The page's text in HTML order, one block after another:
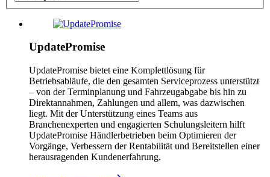
UpdatePromise
UpdatePromise bietet eine Komplettlösung für
Betriebsabläufe, die den gesamten Serviceprozess unterstützt
– von der Terminplanung und Fahrzeugabgabe bis hin zu
Direktannahmen, Zahlungen und allem, was dazwischen
liegt. Mit der Unterstützung eines Teams aus
Branchenexperten und engagierten Schulungsleitern hilft
UpdatePromise Händlerbetrieben beim Optimieren der
Vorgänge, Verbessern der Rentabilität und Bereitstellen einer
herausragenden Kundenerfahrung.